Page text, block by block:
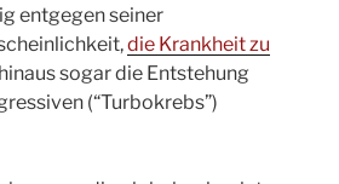
entgegen seiner
die Krankheit zu
sogar die Entstehung
(“Turbokrebs”)